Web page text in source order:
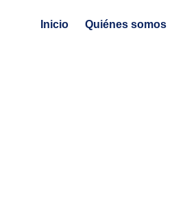
Inicio Quiénes somos